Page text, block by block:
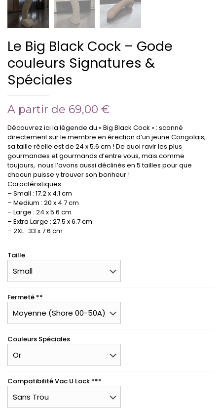
Le Big Black Cock – Gode
couleurs Signatures &
Spéciales
A partir de 69,00 €
Découvrez ici la légende du « Big Black Cock » : scanné
directement sur le membre en érection d’un jeune Congolais,
sa taille réelle est de 24 x 5.6 cm ! De quoi ravir les plus
gourmandes et gourmands d’entre vous, mais comme
toujours, nous l’avons aussi déclinés en 5 tailles pour que
chacun puisse y trouver son bonheur !
Caractéristiques :
– Small : 17.2 x 4.1 cm
– Medium : 20 x 4.7 cm
– Large : 24 x 5.6 cm
– Extra Large : 27.5 x 6.7 cm
– 2XL : 33 x 7.6 cm
Taille
Fermeté **
Couleurs Spéciales
Compatibilité Vac U Lock ***